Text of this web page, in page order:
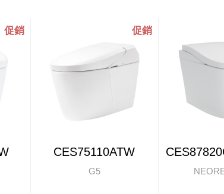
CES75110ATW
G5